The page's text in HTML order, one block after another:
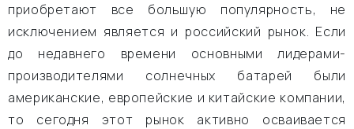
приобретают все большую популярность, не
исключением является и российский рынок. Если
до недавнего времени основными лидерами-
производителями солнечных батарей были
американские, европейские и китайские компании,
то сегодня этот рынок активно осваивается